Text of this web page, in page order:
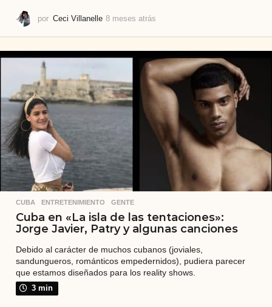
por Ceci Villanelle 8 meses atrás
s
e
s
a
t
á
CUBA ,ENTRETENIMIENTO ,GENTE
Cuba en «La isla de las tentaciones»:
Jorge Javier, Patry y algunas canciones
Debido al carácter de muchos cubanos (joviales,
sandungueros, románticos empedernidos), pudiera parecer
que estamos diseñados para los reality shows.
3 min